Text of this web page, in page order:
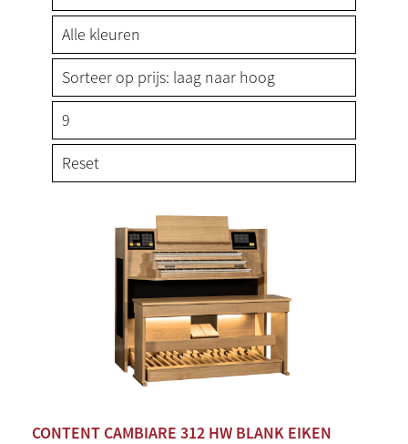
CONTENT CAMBIARE 312 HW BLANK EIKEN
Reset